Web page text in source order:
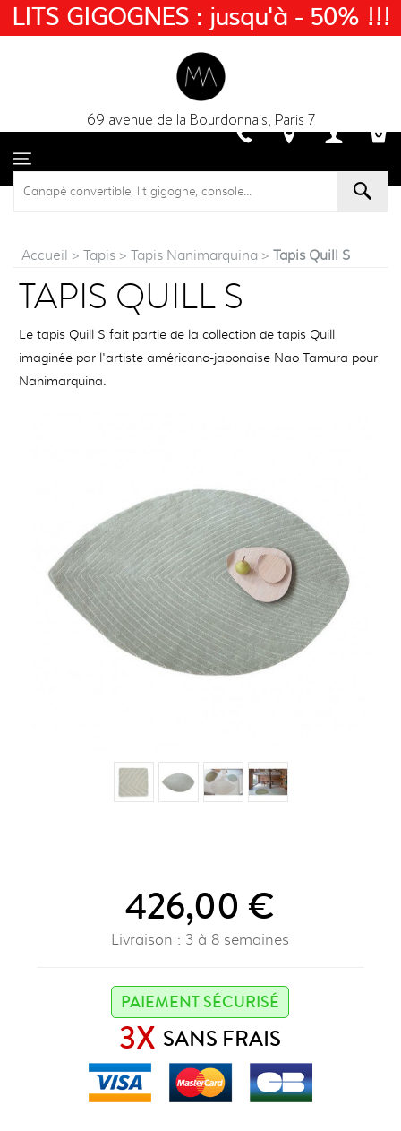
69 avenue de la Bourdonnais, Paris 7
Accueil > Tapis > Tapis Nanimarquina > Tapis Quill S
TAPIS QUILL S
Le tapis Quill S fait partie de la collection de tapis Quill
imaginée par l'artiste américano-japonaise Nao Tamura pour
Nanimarquina.
426,00 €
Livraison : 3 à 8 semaines
PAIEMENT SÉCURISÉ
3X SANS FRAIS
LITS GIGOGNES : jusqu'à - 50% !!!